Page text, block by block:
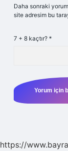
Daha sonraki
site adresim bu
7 + 8 kaçtır? *
https://